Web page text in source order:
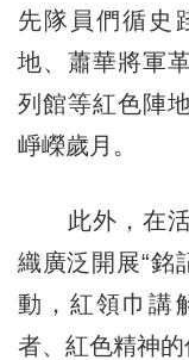
先隊員們循史
地、蕭華將軍
列館等紅色陣
崢嶸歲月。
此外，在活
織廣泛開展“銘
動，紅領巾講
者、紅色精神的